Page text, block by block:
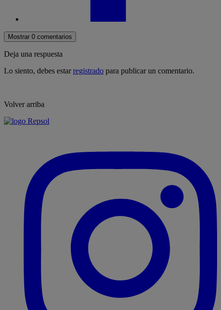
Mostrar 0 comentarios
Deja una respuesta
Lo siento, debes estarregistrado para publicar un comentario.
Volver arriba